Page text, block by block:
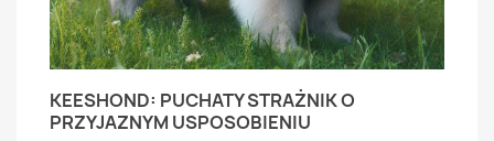
KEESHOND: PUCHATY STRAŻNIK O
PRZYJAZNYM USPOSOBIENIU